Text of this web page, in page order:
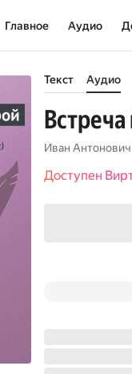
Главное Аудио
Текст Аудио
Иван
Доступен